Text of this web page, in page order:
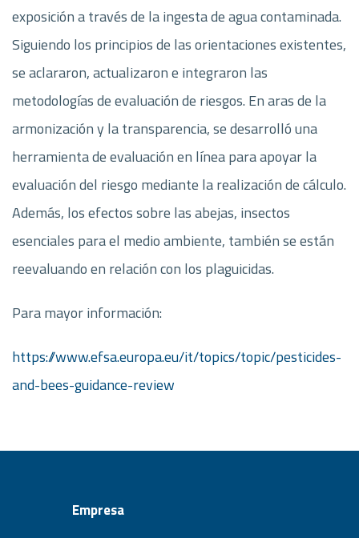
exposición a través de la ingesta de agua contaminada.
Siguiendo los principios de las orientaciones existentes,
se aclararon, actualizaron e integraron las
metodologías de evaluación de riesgos. En aras de la
armonización y la transparencia, se desarrolló una
herramienta de evaluación en línea para apoyar la
evaluación del riesgo mediante la realización de cálculo.
Además, los efectos sobre las abejas, insectos
esenciales para el medio ambiente, también se están
reevaluando en relación con los plaguicidas.
Para mayor información:
https://www.efsa.europa.eu/it/topics/topic/pesticides-
and-bees-guidance-review
Empresa